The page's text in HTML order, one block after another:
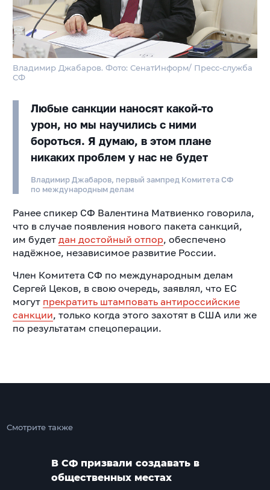
Владимир Джабаров. Фото: СенатИнформ/ Пресс-служба
СФ
Любые санкции наносят какой-то
урон, но мы научились с ними
бороться. Я думаю, в этом плане
никаких проблем у нас не будет
Владимир Джабаров, первый зампред Комитета СФ
по международным делам
Ранее спикер СФ Валентина Матвиенко говорила,
что в случае появления нового пакета санкций,
им будет дан достойный отпор, обеспечено
надёжное, независимое развитие России.
Член Комитета СФ по международным делам
Сергей Цеков, в свою очередь, заявлял, что ЕС
могут прекратить штамповать антироссийские
санкции, только когда этого захотят в США или же
по результатам спецоперации.
Смотрите также
В СФ призвали создавать в
общественных местах